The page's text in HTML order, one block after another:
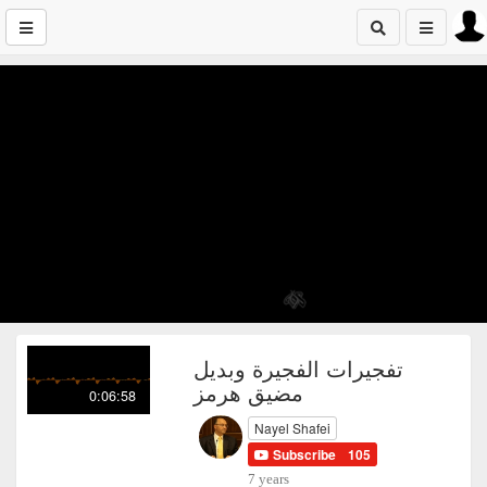
0:06:58
تفجيرات الفجيرة وبديل
مضيق هرمز
Nayel Shafei
Subscribe 105
7 years